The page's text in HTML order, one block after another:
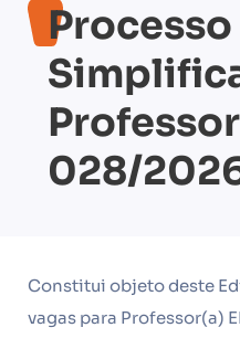
028/
Constitui objeto deste
vagas para Professor(a)